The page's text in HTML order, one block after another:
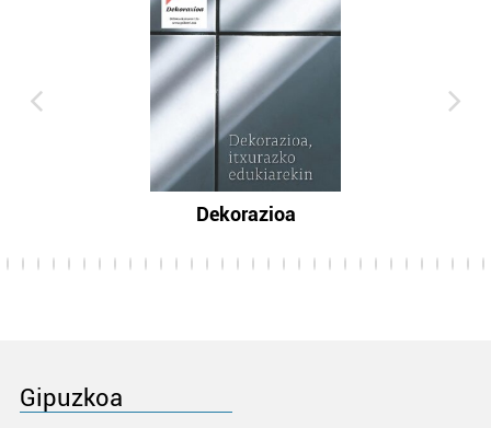
Dekorazioa
Gipuzkoa